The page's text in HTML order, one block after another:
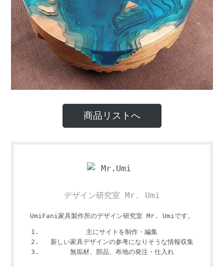
商品リストへ
デザイン研究室 Mr. Umi
UmiFani家具製作所のデザイン研究室 Mr. Umiです。
主にサイトを制作・編集
新しい家具デザインの参考になりそうな情報収集
無垢材、部品、布地の発注・仕入れ